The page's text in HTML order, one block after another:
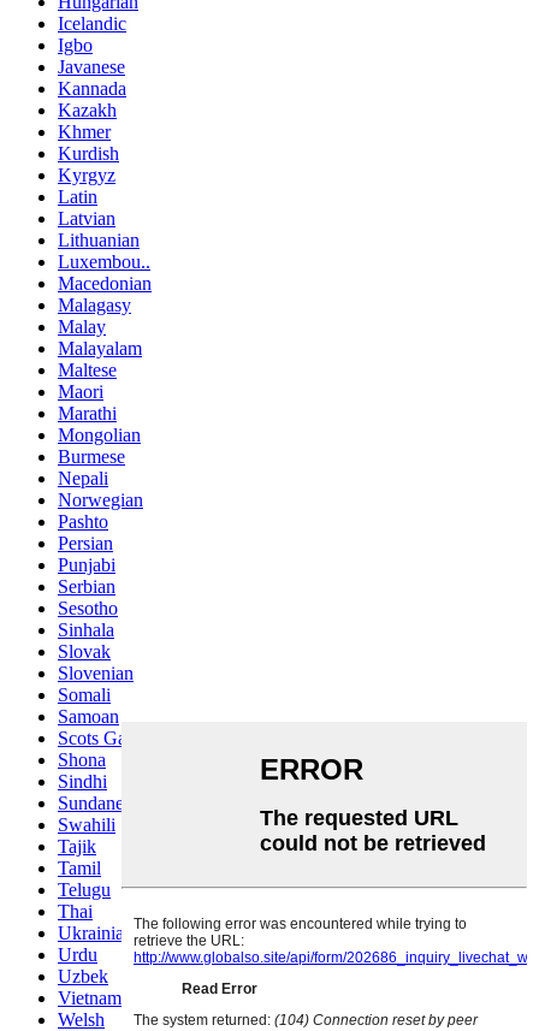
Icelandic
Igbo
Javanese
Kannada
Kazakh
Khmer
Kurdish
Kyrgyz
Latin
Latvian
Lithuanian
Luxembou..
Macedonian
Malagasy
Malay
Malayalam
Maltese
Maori
Marathi
Mongolian
Burmese
Nepali
Norwegian
Pashto
Persian
Punjabi
Serbian
Sesotho
Sinhala
Slovak
Slovenian
Somali
Samoan
Scots Gaelic
Shona
Sindhi
Sundanese
Swahili
Tajik
Tamil
Telugu
Thai
Ukrainian
Urdu
Uzbek
Vietnamese
Welsh